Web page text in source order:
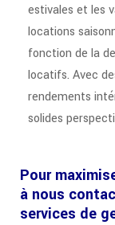
estivales et les
locations
fonction de la
locatifs. Avec
rendements
solides
Pour
à nous
services de